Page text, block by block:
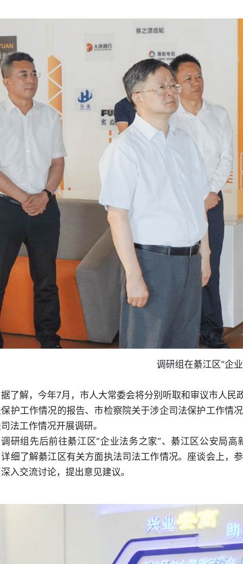
调研组在綦江区“企
据了解，今年7月，市人大常委会将分别听取和审议市人
护工作情况的报告、市检察院关于涉企司法保护工作情
法工作情况开展调研。
调研组先后前往綦江区“企业法务之家”、綦江区公安局
细了解綦江区有关方面执法司法工作情况。座谈会上，
入交流讨论，提出意见建议。